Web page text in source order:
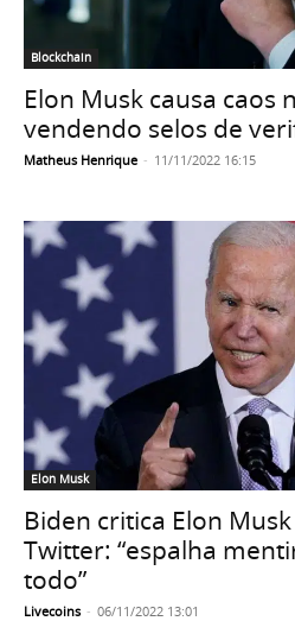
Blockchain
Elon Musk causa caos
vendendo selos de
Matheus Henrique - 11/11/2022 16:15
Elon Musk
Biden critica Elon
Twitter: “espalha
todo”
Livecoins - 06/11/2022 13:01